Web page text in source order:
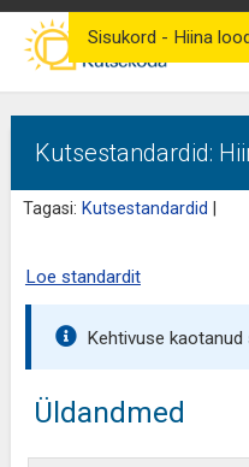
Kutsestandardid:
Tagasi: Kutsestandardid
Sisukord - Hiina
Loe standardit
Kehtivuse kaotanud
Üldandmed